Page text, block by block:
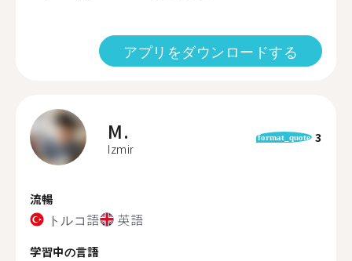
アプリをダウンロードする
M.
Izmir
format_quote 3
流暢
トルコ語 英語
学習中の言語